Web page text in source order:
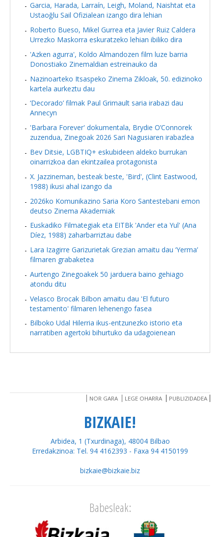
Garcia, Harada, Larraín, Leigh, Moland, Naishtat eta
Ustaoğlu Sail Ofizialean izango dira lehian
Roberto Bueso, Mikel Gurrea eta Javier Ruiz Caldera
Urrezko Maskorra eskuratzeko lehian ibiliko dira
'Azken agurra', Koldo Almandozen film luze barria
Donostiako Zinemaldian estreinauko da
Nazinoarteko Itsaspeko Zinema Zikloak, 50. edizinoko
kartela aurkeztu dau
‘Decorado’ filmak Paul Grimault saria irabazi dau
Annecyn
'Barbara Forever' dokumentala, Brydie O’Connorek
zuzendua, Zinegoak 2026 Sari Nagusiaren irabazlea
Bev Ditsie, LGBTIQ+ eskubideen aldeko burrukan
oinarrizkoa dan ekintzailea protagonista
X. Jazzineman, besteak beste, 'Bird', (Clint Eastwood,
1988) ikusi ahal izango da
2026ko Komunikazino Saria Koro Santestebani emon
deutso Zinema Akademiak
Euskadiko Filmategiak eta EITBk 'Ander eta Yul' (Ana
Díez, 1988) zaharbarriztau dabe
Lara Izagirre Garizurietak Grezian amaitu dau ‘Yerma’
filmaren grabaketea
Aurtengo Zinegoakek 50 jarduera baino gehiago
atondu ditu
Velasco Brocak Bilbon amaitu dau 'El futuro
testamento' filmaren lehenengo fasea
Bilboko Udal Hilerria ikus-entzunezko istorio eta
narratiben agertoki bihurtuko da udagoienean
NOR GARA LEGE OHARRA PUBLIZIDADEA
BIZKAIE!
Arbidea, 1 (Txurdinaga), 48004 Bilbao
Erredakzinoa: Tel. 94 4162393 - Faxa 94 4150199
bizkaie@bizkaie.biz
Babesleak: